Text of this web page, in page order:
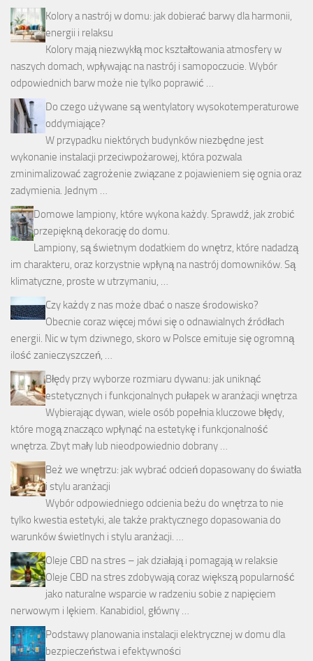
Kolory a nastrój w domu: jak dobierać barwy dla harmonii,
energii i relaksu
Kolory mają niezwykłą moc kształtowania atmosfery w
naszych domach, wpływając na nastrój i samopoczucie. Wybór
odpowiednich barw może nie tylko poprawić …
Do czego używane są wentylatory wysokotemperaturowe
oddymiające?
W przypadku niektórych budynków niezbędne jest
wykonanie instalacji przeciwpożarowej, która pozwala
zminimalizować zagrożenie związane z pojawieniem się ognia oraz
zadymienia. Jednym …
Domowe lampiony, które wykona każdy. Sprawdź, jak zrobić
przepiękną dekorację do domu.
Lampiony, są świetnym dodatkiem do wnętrz, które nadadzą
im charakteru, oraz korzystnie wpłyną na nastrój domowników. Są
klimatyczne, proste w utrzymaniu, …
Czy każdy z nas może dbać o nasze środowisko?
Obecnie coraz więcej mówi się o odnawialnych źródłach
energii. Nic w tym dziwnego, skoro w Polsce emituje się ogromną
ilość zanieczyszczeń, …
Błędy przy wyborze rozmiaru dywanu: jak uniknąć
estetycznych i funkcjonalnych pułapek w aranżacji wnętrza
Wybierając dywan, wiele osób popełnia kluczowe błędy,
które mogą znacząco wpłynąć na estetykę i funkcjonalność
wnętrza. Zbyt mały lub nieodpowiednio dobrany …
Beż we wnętrzu: jak wybrać odcień dopasowany do światła
i stylu aranżacji
Wybór odpowiedniego odcienia beżu do wnętrza to nie
tylko kwestia estetyki, ale także praktycznego dopasowania do
warunków świetlnych i stylu aranżacji. …
Oleje CBD na stres – jak działają i pomagają w relaksie
Oleje CBD na stres zdobywają coraz większą popularność
jako naturalne wsparcie w radzeniu sobie z napięciem
nerwowym i lękiem. Kanabidiol, główny …
Podstawy planowania instalacji elektrycznej w domu dla
bezpieczeństwa i efektywności